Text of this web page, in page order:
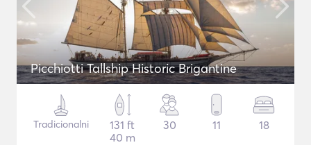
Picchiotti Tallship Historic Brigantine
Tradicionalni
131 ft
40 m
30 11 18